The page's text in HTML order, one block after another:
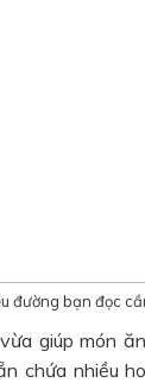
đường bạn đọc
giúp món
chứa nhiều